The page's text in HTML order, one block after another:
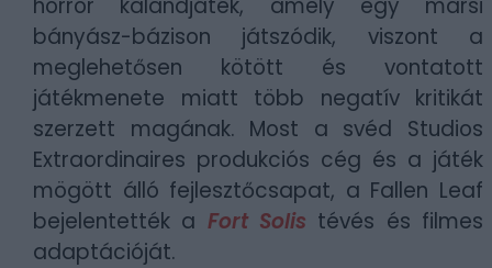
horror kalandjáték, amely egy marsi
bányász-bázison játszódik, viszont a
meglehetősen kötött és vontatott
játékmenete miatt több negatív kritikát
szerzett magának. Most a svéd Studios
Extraordinaires produkciós cég és a játék
mögött álló fejlesztőcsapat, a Fallen Leaf
bejelentették a Fort Solis tévés és filmes
adaptációját.